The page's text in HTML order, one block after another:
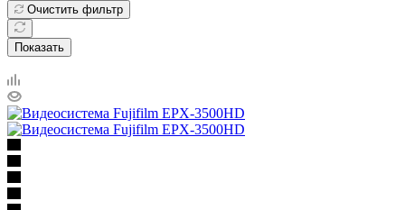
Очистить фильтр
Показать